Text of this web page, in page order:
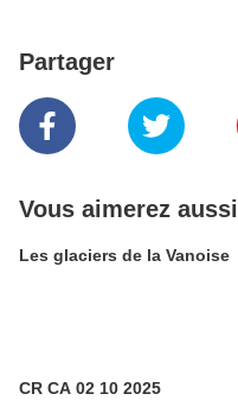
Partager
Vous aimerez aussi
Les glaciers de la Vanoise
CR CA 02 10 2025